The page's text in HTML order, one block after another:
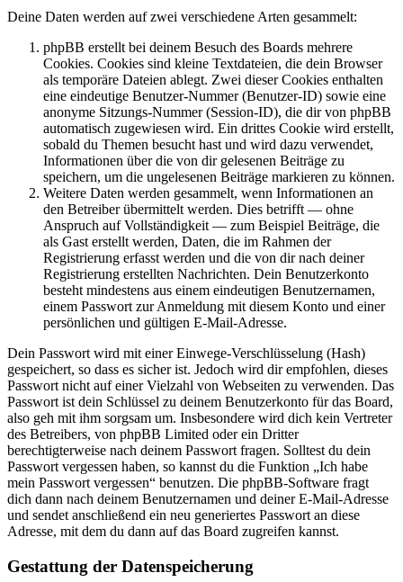
Deine Daten werden auf zwei verschiedene Arten gesammelt:
phpBB erstellt bei deinem Besuch des Boards mehrere
Cookies. Cookies sind kleine Textdateien, die dein Browser
als temporäre Dateien ablegt. Zwei dieser Cookies enthalten
eine eindeutige Benutzer-Nummer (Benutzer-ID) sowie eine
anonyme Sitzungs-Nummer (Session-ID), die dir von phpBB
automatisch zugewiesen wird. Ein drittes Cookie wird erstellt,
sobald du Themen besucht hast und wird dazu verwendet,
Informationen über die von dir gelesenen Beiträge zu
speichern, um die ungelesenen Beiträge markieren zu können.
Weitere Daten werden gesammelt, wenn Informationen an
den Betreiber übermittelt werden. Dies betrifft — ohne
Anspruch auf Vollständigkeit — zum Beispiel Beiträge, die
als Gast erstellt werden, Daten, die im Rahmen der
Registrierung erfasst werden und die von dir nach deiner
Registrierung erstellten Nachrichten. Dein Benutzerkonto
besteht mindestens aus einem eindeutigen Benutzernamen,
einem Passwort zur Anmeldung mit diesem Konto und einer
persönlichen und gültigen E-Mail-Adresse.
Dein Passwort wird mit einer Einwege-Verschlüsselung (Hash)
gespeichert, so dass es sicher ist. Jedoch wird dir empfohlen, dieses
Passwort nicht auf einer Vielzahl von Webseiten zu verwenden. Das
Passwort ist dein Schlüssel zu deinem Benutzerkonto für das Board,
also geh mit ihm sorgsam um. Insbesondere wird dich kein Vertreter
des Betreibers, von phpBB Limited oder ein Dritter
berechtigterweise nach deinem Passwort fragen. Solltest du dein
Passwort vergessen haben, so kannst du die Funktion „Ich habe
mein Passwort vergessen“ benutzen. Die phpBB-Software fragt
dich dann nach deinem Benutzernamen und deiner E-Mail-Adresse
und sendet anschließend ein neu generiertes Passwort an diese
Adresse, mit dem du dann auf das Board zugreifen kannst.
Gestattung der Datenspeicherung